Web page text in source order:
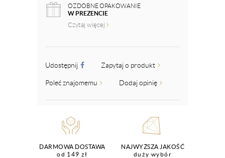
OZDOBNE OPAKOWANIE
W PREZENCIE
Czytaj więcej
Udostępnij Zapytaj o produkt
Poleć znajomemu Dodaj opinię
DARMOWA DOSTAWA
od 149 zł
NAJWYŻSZA JAKOŚĆ
duży wybór